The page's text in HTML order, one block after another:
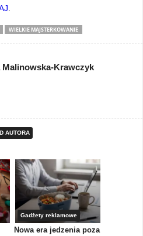
WIELKIE MAJSTERKOWANIE
Malinowska-Krawczyk
AUTORA
Gadżety reklamowe
Nowa era jedzenia poza